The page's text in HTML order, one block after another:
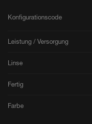
Konfigurationscode
Leistung / Versorgung
Linse
Fertig
Farbe